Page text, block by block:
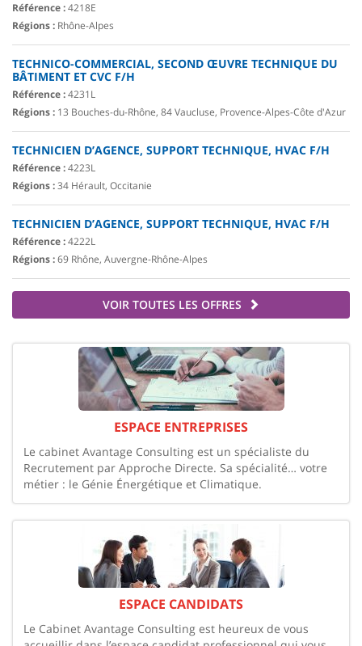
Référence :4218E
Régions : Rhône-Alpes
TECHNICO-COMMERCIAL, SECOND ŒUVRE TECHNIQUE DU
BÂTIMENT ET CVC F/H
Référence :4231L
Régions : 13 Bouches-du-Rhône, 84 Vaucluse, Provence-Alpes-Côte d'Azur
TECHNICIEN D’AGENCE, SUPPORT TECHNIQUE, HVAC F/H
Référence :4223L
Régions :34 Hérault, Occitanie
TECHNICIEN D’AGENCE, SUPPORT TECHNIQUE, HVAC F/H
Référence :4222L
Régions :69 Rhône, Auvergne-Rhône-Alpes
VOIR TOUTES LES OFFRES
ESPACE ENTREPRISES
Le cabinet Avantage Consulting est un spécialiste du
Recrutement par Approche Directe. Sa spécialité… votre
métier : le Génie Énergétique et Climatique.
ESPACE CANDIDATS
Le Cabinet Avantage Consulting est heureux de vous